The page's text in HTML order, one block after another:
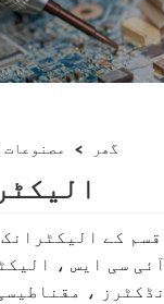
مصنوعات>
، الیکٹرانک
مقناطیسی